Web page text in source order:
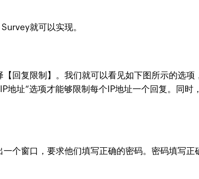
就可以实现。
回复限制】。我们就可以看见如下图所示的选
址“选项才能够限制每个IP地址一个回复。同
个窗口，要求他们填写正确的密码。密码填写